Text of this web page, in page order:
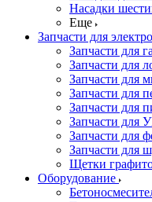
Насадки
Еще
Запчасти для
Запчасти для
Запчасти для
Запчасти для
Запчасти для
Запчасти для
Запчасти
Запчасти для
Запчасти для
Щетки
Оборудование